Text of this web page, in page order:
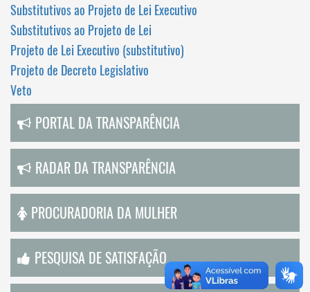
Substitutivos ao Projeto de Lei Executivo
Substitutivos ao Projeto de Lei
Projeto de Lei Executivo (substitutivo)
Projeto de Decreto Legislativo
Veto
PORTAL DA TRANSPARÊNCIA
RADAR DA TRANSPARÊNCIA
PROCURADORIA DA MULHER
PESQUISA DE SATISFAÇÃO